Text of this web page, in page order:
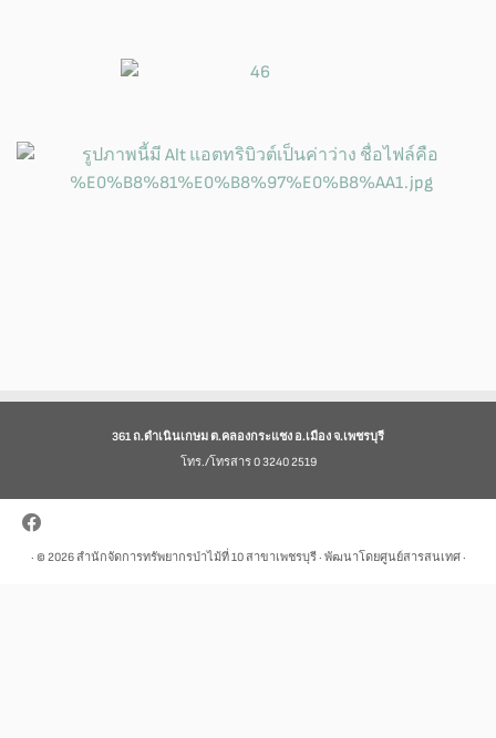
361 ถ.ดำเนินเกษม ต.คลองกระแชง อ.เมือง จ.เพชรบุรี
โทร./โทรสาร 0 3240 2519
· © 2026สำนักจัดการทรัพยากรป่าไม้ที่ 10 สาขาเพชรบุรี· พัฒนาโดยศูนย์สารสนเทศ ·